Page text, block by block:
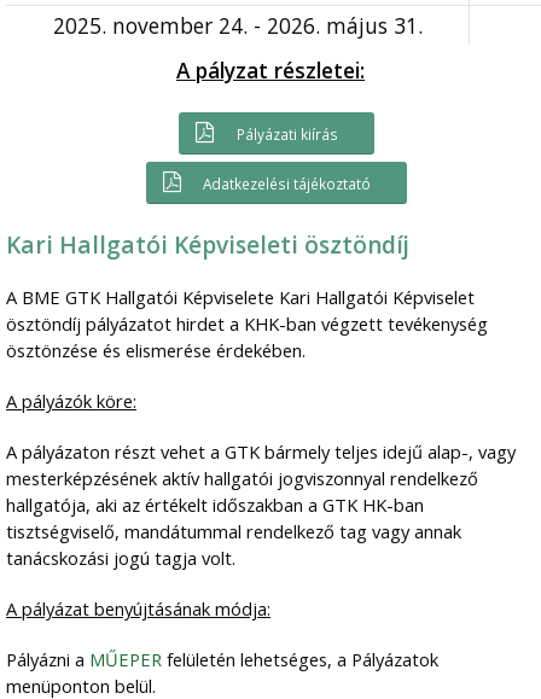
2025. november 24. - 2026. május 31.
A pályzat részletei:
Pályázati kiírás
Adatkezelési tájékoztató
Kari Hallgatói Képviseleti ösztöndíj
A BME GTK Hallgatói Képviselete Kari Hallgatói Képviselet
ösztöndíj pályázatot hirdet a KHK-ban végzett tevékenység
ösztönzése és elismerése érdekében.
A pályázók köre:
A pályázaton részt vehet a GTK bármely teljes idejű alap-, vagy
mesterképzésének aktív hallgatói jogviszonnyal rendelkező
hallgatója, aki az értékelt időszakban a GTK HK-ban
tisztségviselő, mandátummal rendelkező tag vagy annak
tanácskozási jogú tagja volt.
A pályázat benyújtásának módja:
Pályázni a MŰEPER felületén lehetséges, a Pályázatok
menüponton belül.